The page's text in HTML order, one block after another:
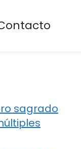
sagrado